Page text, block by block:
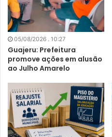
05/08/2026 . 10:27
Guajeru: Prefeitura
promove ações em alusão
ao Julho Amarelo